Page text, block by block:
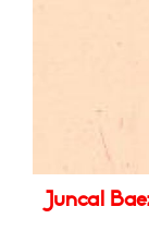
Juncal